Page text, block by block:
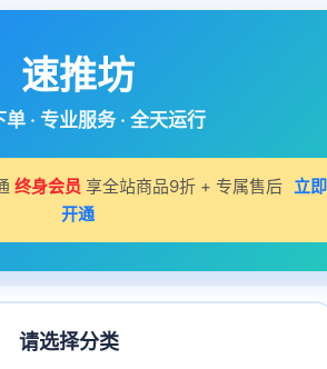
速推坊
· 专业服务 · 全天运行
终身会员 享全站商品9折 + 专属售后 立即
开通